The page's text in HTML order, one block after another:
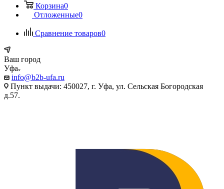
Корзина0
Отложенные0
Сравнение товаров0
Ваш город
Уфа
info@b2b-ufa.ru
Пункт выдачи: 450027, г. Уфа, ул. Сельская Богородская
д.57.